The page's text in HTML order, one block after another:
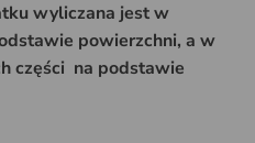
wyliczana jest w
powierzchni, a w
części na podstawie